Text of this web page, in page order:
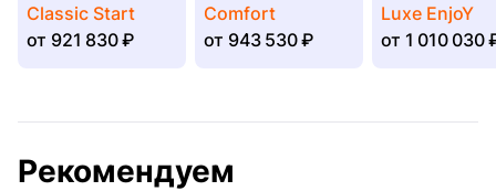
Classic Start
от 921 830 ₽
Comfort
от 943 530 ₽
Luxe EnjoY
от 1 010 030
Рекомендуем